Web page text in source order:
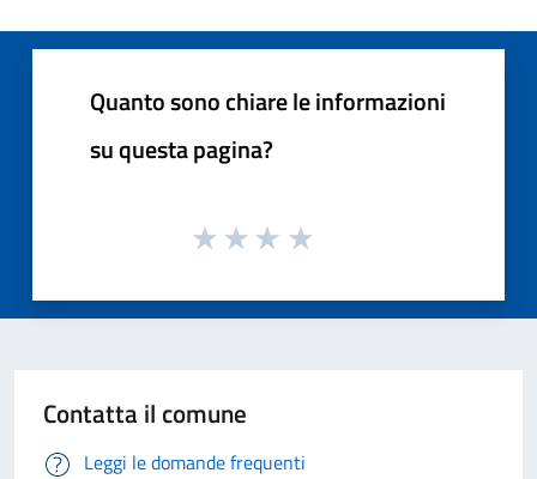
Quanto sono chiare le informazioni
su questa pagina?
Contatta il comune
Leggi le domande frequenti